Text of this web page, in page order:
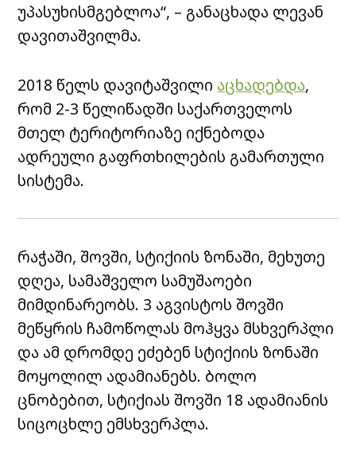
უპასუხისმგებლოა“, – განაცხადა ლევან
დავითაშვილმა.
2018 წელს დავიტაშვილი აცხადებდა,
რომ 2-3 წელიწადში საქართველოს
მთელ ტერიტორიაზე იქნებოდა
ადრეული გაფრთხილების გამართული
სისტემა.
რაჭაში, შოვში, სტიქიის ზონაში, მეხუთე
დღეა, სამაშველო სამუშაოები
მიმდინარეობს. 3 აგვისტოს შოვში
მეწყრის ჩამოწოლას მოჰყვა მსხვერპლი
და ამ დრომდე ეძებენ სტიქიის ზონაში
მოყოლილ ადამიანებს. ბოლო
ცნობებით, სტიქიას შოვში 18 ადამიანის
სიცოცხლე ემსხვერპლა.